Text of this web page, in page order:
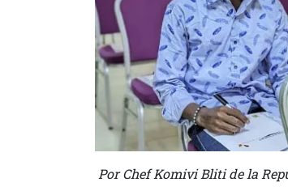
PorChef Komivi Bliti de la